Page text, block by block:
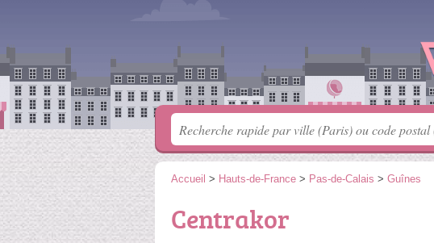
Accueil > Hauts-de-France > Pas-de-Calais > Guînes
Centrakor